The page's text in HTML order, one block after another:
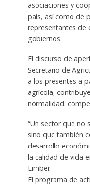
asociaciones y
país, así como de
representantes de
gobiernos.
El discurso de
Secretario de
a los presentes a
agrícola,
normalidad.
“Un sector que no
sino que también
desarrollo
la calidad de vida
Limber.
El programa de